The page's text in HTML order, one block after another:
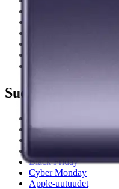
Suosittelemme
Brändit
Asiakasomistajapäivät
Black Friday
Cyber Monday
Apple-uutuudet